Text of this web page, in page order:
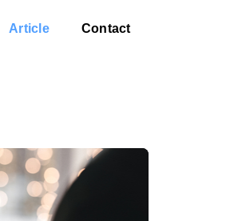
Article Contact